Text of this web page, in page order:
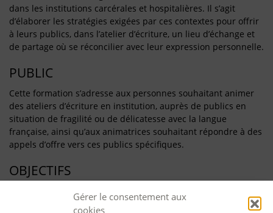
Gérer le consentement aux
cookies
dans les institutions carcérales et hospitalières. Il s’agit
d’élaborer les stratégies exigées par ces contextes pour offrir
à leurs publics, dans l’atelier d’écriture, un lieu d’échange et
de partage où se réconcilier avec leur expression personnelle.
PUBLIC
Cette formation s’adresse aux personnes souhaitant animer
des ateliers d’écriture en institution, auprès de publics en
situation de fragilité ou de délicatesse avec la langue
française, ainsi qu’aux animatrices souhaitant répondre à des
appels d’offre vers ces publics spécifiques.
OBJECTIFS
Approfondir les savoir-faire humains qui permettent
d’adopter une posture adéquate